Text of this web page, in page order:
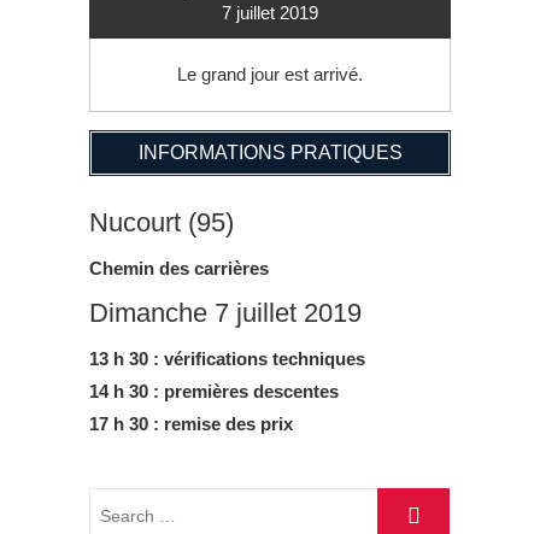
7 juillet 2019
Le grand jour est arrivé.
INFORMATIONS PRATIQUES
Nucourt (95)
Chemin des carrières
Dimanche 7 juillet 2019
13 h 30 : vérifications techniques
14 h 30 : premières descentes
17 h 30 : remise des prix